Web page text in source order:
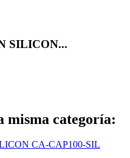
SILICON...
misma categoría: